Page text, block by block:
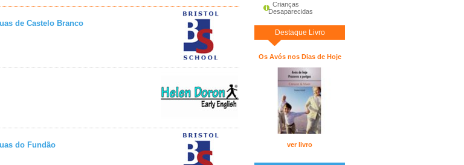
Crianças
Desaparecidas
Destaque Livro
Os Avós nos Dias de Hoje
ver livro
de Castelo Branco
do Fundão